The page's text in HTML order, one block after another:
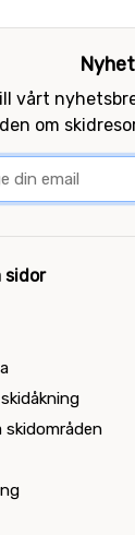
vårt
om
sidor